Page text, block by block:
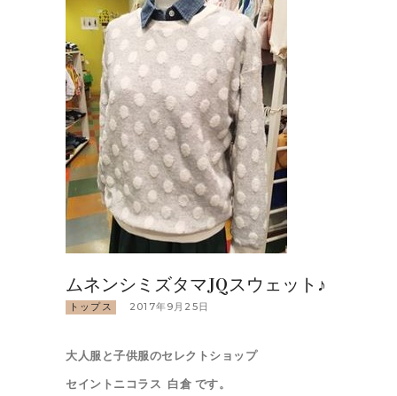
取扱いブランド
お問い合わせ
ムネンシミズタマJQスウェット♪
トップス 2017年9月25日
大人服と子供服のセレクトショップ
セイントニコラス 白倉 です。